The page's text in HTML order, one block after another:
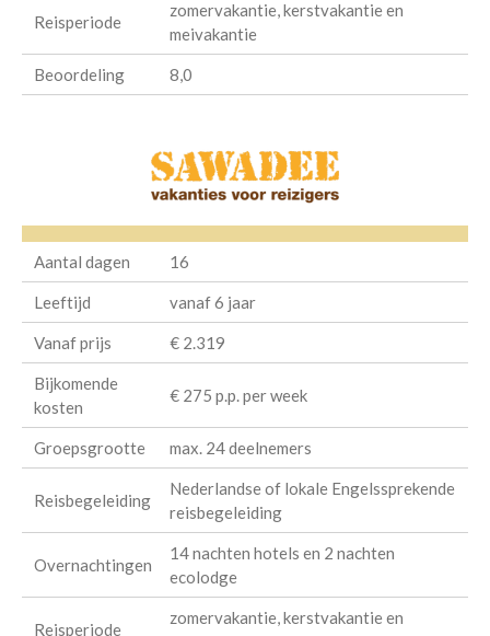
Reisperiode
zomervakantie, kerstvakantie en
meivakantie
Beoordeling 8,0
Aantal dagen 16
Leeftijd vanaf 6 jaar
Vanaf prijs € 2.319
Bijkomende
kosten
€ 275 p.p. per week
Groepsgrootte max. 24 deelnemers
Reisbegeleiding
Nederlandse of lokale Engelssprekende
reisbegeleiding
Overnachtingen
14 nachten hotels en 2 nachten
ecolodge
Reisperiode
zomervakantie, kerstvakantie en